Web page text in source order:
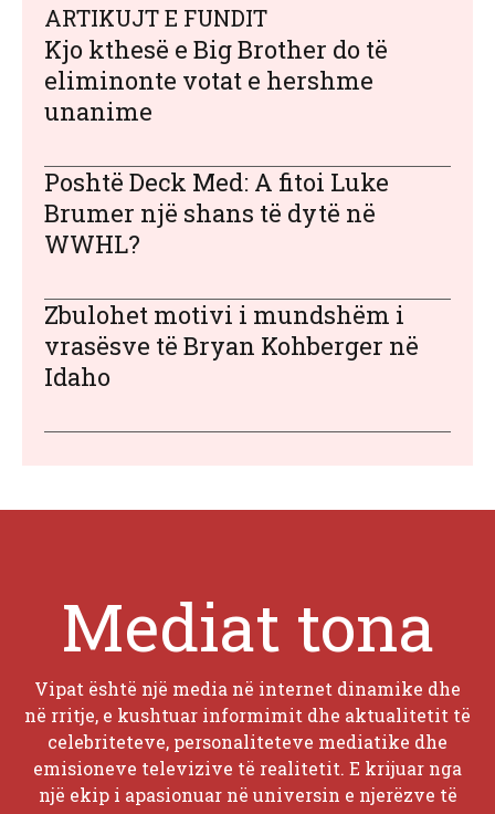
ARTIKUJT E FUNDIT
Kjo kthesë e Big Brother do të
eliminonte votat e hershme
unanime
Poshtë Deck Med: A fitoi Luke
Brumer një shans të dytë në
WWHL?
Zbulohet motivi i mundshëm i
vrasësve të Bryan Kohberger në
Idaho
Mediat tona
Vipat është një media në internet dinamike dhe
në rritje, e kushtuar informimit dhe aktualitetit të
celebriteteve, personaliteteve mediatike dhe
emisioneve televizive të realitetit. E krijuar nga
një ekip i apasionuar në universin e njerëzve të